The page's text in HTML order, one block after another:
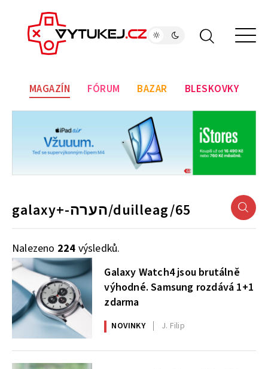
MAGAZÍN FÓRUM BAZAR BLESKOVKY
Nalezeno 224 výsledků.
Galaxy Watch4 jsou brutálně
výhodné. Samsung rozdává 1+1
zdarma
NOVINKY J. Filip